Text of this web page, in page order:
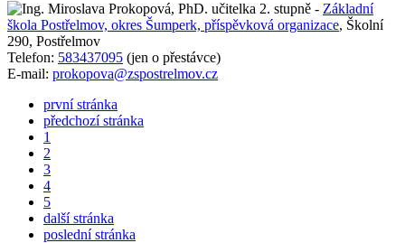
učitelka 2. stupně - Základní
škola Postřelmov, okres Šumperk, příspěvková organizace, Školní
290, Postřelmov
Telefon: 583437095 (jen o přestávce)
E-mail: prokopova@zspostrelmov.cz
první stránka
předchozí stránka
1
2
3
4
5
další stránka
poslední stránka